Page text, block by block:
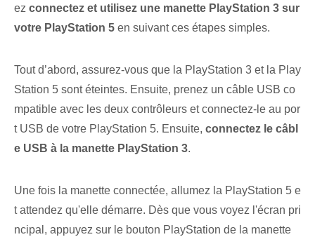
ez connectez et utilisez une manette PlayStation ⁤3 sur
votre PlayStation 5 en suivant ces étapes simples.
Tout d’abord, assurez-vous que la PlayStation 3 et la Play
Station 5 sont éteintes. Ensuite, prenez un câble USB co
mpatible avec les deux contrôleurs et connectez-le au por
t USB de votre PlayStation 5. Ensuite, connectez le câbl
e USB à la manette PlayStation 3.
Une fois la manette connectée, allumez la PlayStation 5 e
t attendez qu'elle démarre. Dès que vous voyez l'écran pri
ncipal, appuyez sur le bouton PlayStation de la manette